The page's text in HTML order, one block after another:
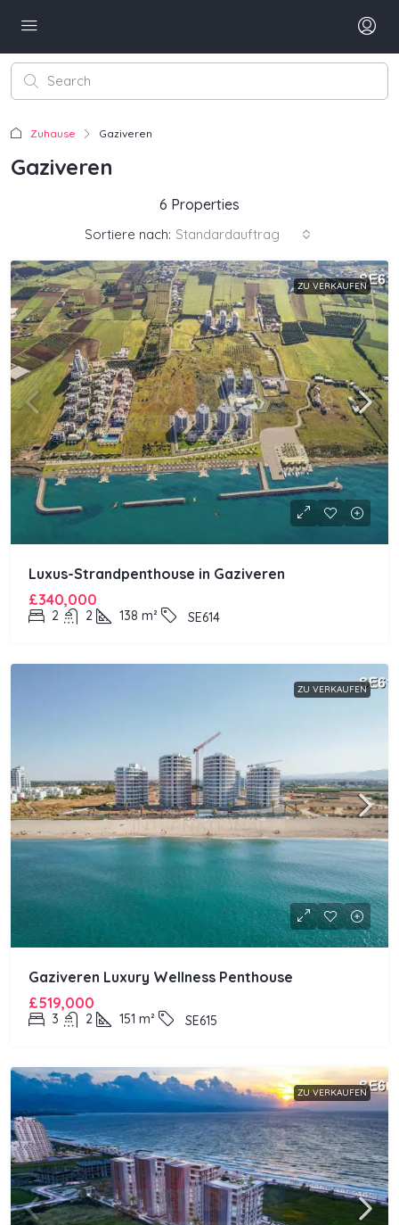
Zuhause Gaziveren
Gaziveren
6 Properties
Sortiere nach: Standardauftrag
ZU VERKAUFEN
Luxus-Strandpenthouse in Gaziveren
£340,000
2 2 138 m² SE614
ZU VERKAUFEN
Gaziveren Luxury Wellness Penthouse
£519,000
3 2 151 m² SE615
ZU VERKAUFEN